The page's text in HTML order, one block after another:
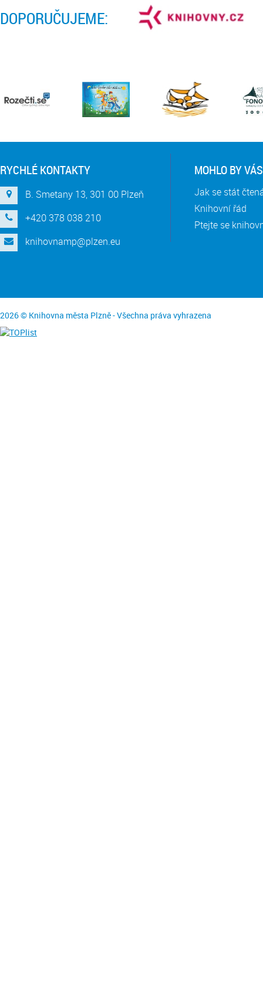
DOPORUČUJEME:
RYCHLÉ KONTAKTY
B. Smetany 13, 301 00 Plzeň
+420 378 038 210
knihovnamp@plzen.eu
MOHLO BY
Jak se stát
Knihovní řád
Ptejte se
2026 © Knihovna města Plzně - Všechna práva vyhrazena